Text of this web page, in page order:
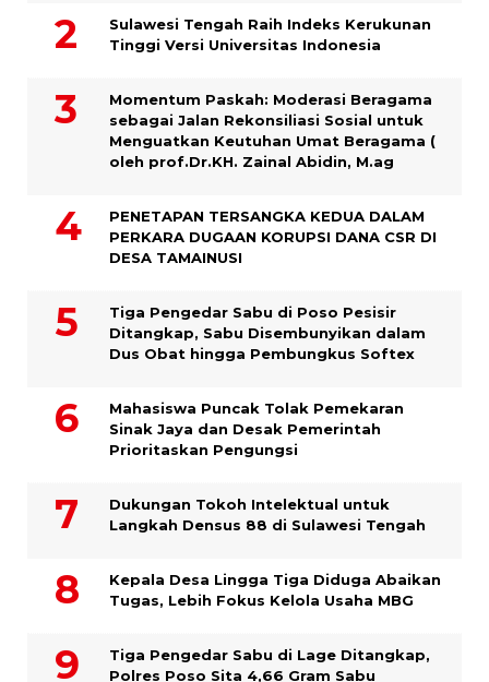
Sulawesi Tengah Raih Indeks Kerukunan
Tinggi Versi Universitas Indonesia
Momentum Paskah: Moderasi Beragama
sebagai Jalan Rekonsiliasi Sosial untuk
Menguatkan Keutuhan Umat Beragama (
oleh prof.Dr.KH. Zainal Abidin, M.ag
PENETAPAN TERSANGKA KEDUA DALAM
PERKARA DUGAAN KORUPSI DANA CSR DI
DESA TAMAINUSI
Tiga Pengedar Sabu di Poso Pesisir
Ditangkap, Sabu Disembunyikan dalam
Dus Obat hingga Pembungkus Softex
Mahasiswa Puncak Tolak Pemekaran
Sinak Jaya dan Desak Pemerintah
Prioritaskan Pengungsi
Dukungan Tokoh Intelektual untuk
Langkah Densus 88 di Sulawesi Tengah
Kepala Desa Lingga Tiga Diduga Abaikan
Tugas, Lebih Fokus Kelola Usaha MBG
Tiga Pengedar Sabu di Lage Ditangkap,
Polres Poso Sita 4,66 Gram Sabu